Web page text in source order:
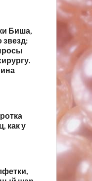
Биша,
как у